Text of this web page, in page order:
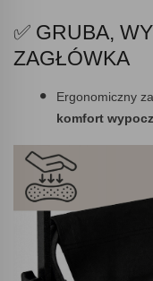
✅ GRUBA,
ZAGŁÓWKA
Ergonomiczny
komfort